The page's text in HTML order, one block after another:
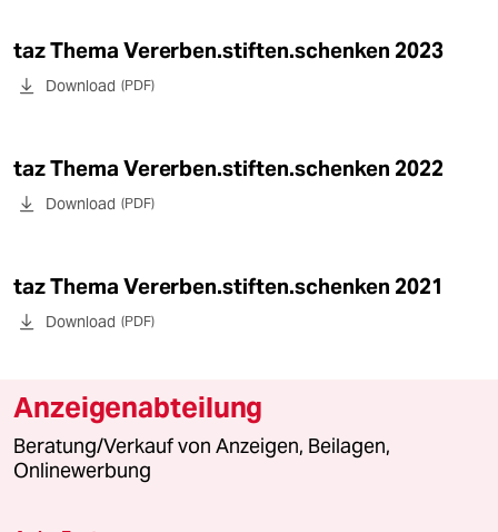
taz Thema Vererben.stiften.schenken 2023
Download (PDF)
taz Thema Vererben.stiften.schenken 2022
Download (PDF)
taz Thema Vererben.stiften.schenken 2021
Download (PDF)
Anzeigenabteilung
Beratung/Verkauf von Anzeigen, Beilagen,
Onlinewerbung